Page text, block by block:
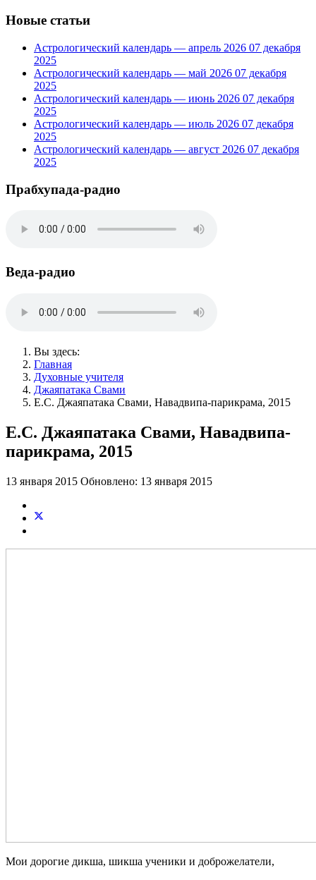
Новые статьи
Астрологический календарь — апрель 2026 07 декабря
2025
Астрологический календарь — май 2026 07 декабря
2025
Астрологический календарь — июнь 2026 07 декабря
2025
Астрологический календарь — июль 2026 07 декабря
2025
Астрологический календарь — август 2026 07 декабря
2025
Прабхупада-радио
Веда-радио
Вы здесь:
Главная
Духовные учителя
Джаяпатака Свами
Е.С. Джаяпатака Свами, Навадвипа-парикрама, 2015
Е.С. Джаяпатака Свами, Навадвипа-
парикрама, 2015
13 января 2015 Обновлено: 13 января 2015
Мои дорогие дикша, шикша ученики и доброжелатели,